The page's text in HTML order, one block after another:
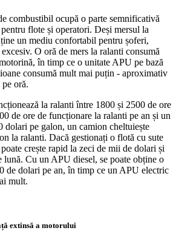
combustibil ocupă o parte semnificativă
flote și operatori. Deși mersul la
un mediu confortabil pentru șoferi,
O oră de mers la ralanti consumă
în timp ce o unitate APU pe bază
consumă mult mai puțin - aproximativ
oră.
la ralanti între 1800 și 2500 de ore
de ore de funcționare la ralanti pe an și un
dolari pe galon, un camion cheltuiește
la ralanti. Dacă gestionați o flotă cu sute
crește rapid la zeci de mii de dolari și
Cu un APU diesel, se poate obține o
de dolari pe an, în timp ce un APU electric
mult.
extinsă a motorului